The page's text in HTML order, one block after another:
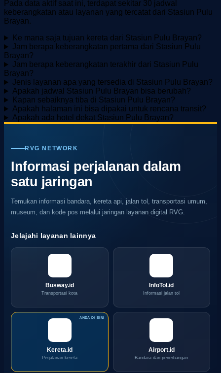
Pada data aktif saat ini, terdapat sekitar 30 jadwal
keberangkatan atau layanan yang tercatat dari Stasiun Pulu
Brayan.
Ke mana saja tujuan kereta dari Stasiun Pulu Brayan?
Jam berapa keberangkatan pertama dari Stasiun Pulu
Brayan?
Jam berapa keberangkatan terakhir dari Stasiun Pulu
Brayan?
Jenis layanan apa yang tersedia di Stasiun Pulu Brayan?
Apakah jadwal Stasiun Pulu Brayan bisa berubah?
Kapan sebaiknya tiba di Stasiun Pulu Brayan?
Apakah halaman ini bisa dipakai untuk rencana transit?
Apakah ada hotel dekat Stasiun Pulu Brayan?
RVG NETWORK
Informasi perjalanan dalam
satu jaringan
Temukan informasi bandara, kereta api, jalan tol, transportasi umum,
museum, dan kode pos melalui jaringan layanan digital RVG.
Jelajahi layanan lainnya
Busway.id
Transportasi kota
InfoTol.id
Informasi jalan tol
Kereta.id
Perjalanan kereta
Airport.id
Bandara dan penerbangan